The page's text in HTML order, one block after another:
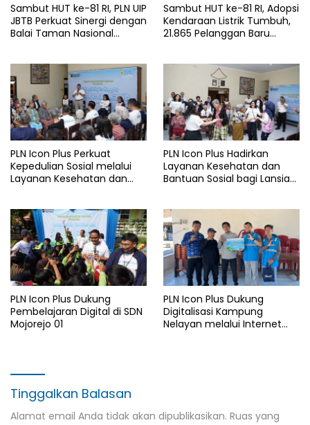
Sambut HUT ke-81 RI, PLN UIP
JBTB Perkuat Sinergi dengan
Balai Taman Nasional
kV Paiton–
Watudodol/Kalipuro
Sambut HUT ke-81 RI, Adopsi
Kendaraan Listrik Tumbuh,
21.865 Pelanggan Baru
PLN Icon Plus Perkuat
Kepedulian Sosial melalui
Layanan Kesehatan dan
PLN Icon Plus Hadirkan
Layanan Kesehatan dan
Bantuan Sosial bagi Lansia
PLN Icon Plus Dukung
Pembelajaran Digital di SDN
Mojorejo 01
PLN Icon Plus Dukung
Digitalisasi Kampung
Nelayan melalui Internet
Tinggalkan Balasan
Alamat email Anda tidak akan dipublikasikan. Ruas yang